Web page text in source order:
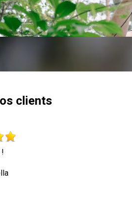
clients